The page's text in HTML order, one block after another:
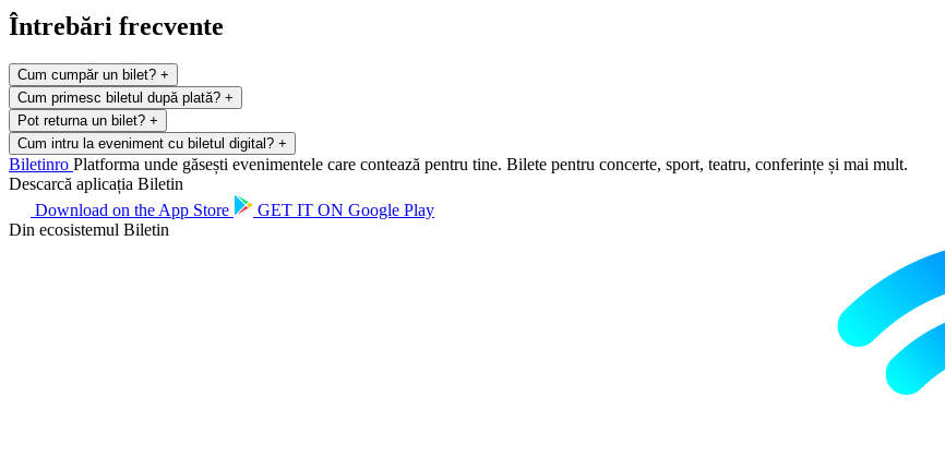
Întrebări frecvente
Cum cumpăr un bilet? +
Cum primesc biletul după plată? +
Pot returna un bilet? +
Cum intru la eveniment cu biletul digital? +
Biletinro Platforma unde găsești evenimentele care contează pentru tine. Bilete pentru concerte, sport, teatru, conferințe și mai mult.
Descarcă aplicația Biletin
Download on the App Store GET IT ON Google Play
Din ecosistemul Biletin